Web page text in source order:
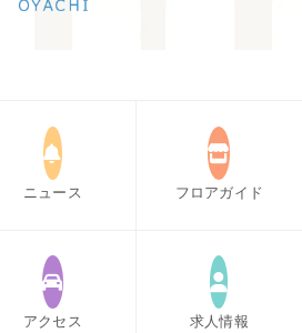
ニュース フロアガイド
アクセス 求人情報